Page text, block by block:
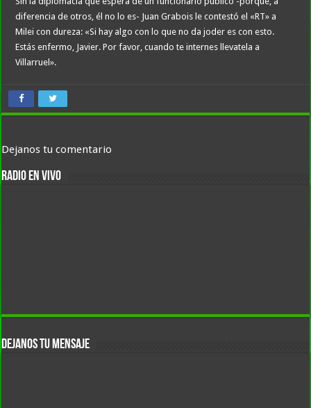
diferencia de otros, él no lo es- Juan Grabois le contestó el «RT» a
Milei con dureza: «Si hay algo con lo que no da joder es con esto.
Estás enfermo, Javier. Por favor, cuando te internes llevatela a
Villarruel».
Dejanos tu comentario
RADIO EN VIVO
DEJANOS TU MENSAJE